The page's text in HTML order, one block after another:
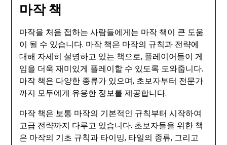
마작 책
마작을 처음 접하는 사람들에게는 마작 책이 큰 도움
이 될 수 있습니다. 마작 책은 마작의 규칙과 전략에
대해 자세히 설명하고 있는 책으로, 플레이어들이 게
임을 더욱 재미있게 플레이할 수 있도록 도와줍니다.
마작 책은 다양한 종류가 있으며, 초보자부터 전문가
까지 모두에게 유용한 정보를 제공합니다.
마작 책은 보통 마작의 기본적인 규칙부터 시작하여
고급 전략까지 다루고 있습니다. 초보자들을 위한 책
은 마작의 기초 규칙과 타이밍, 타일의 종류, 그리고